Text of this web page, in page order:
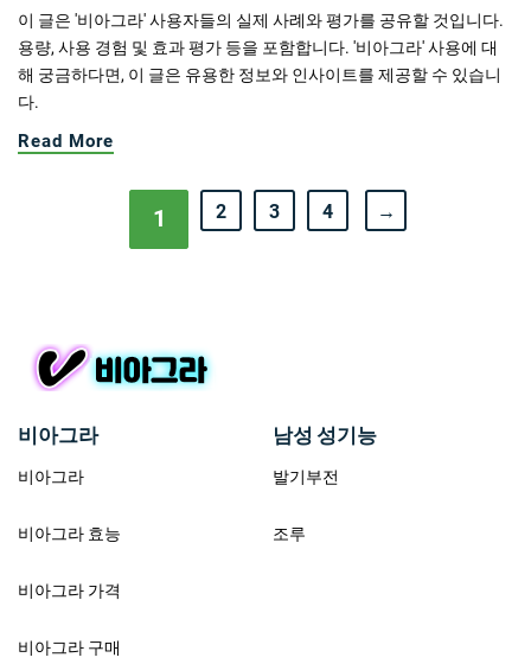
이 글은 '비아그라' 사용자들의 실제 사례와 평가를 공유할 것입니다.
용량, 사용 경험 및 효과 평가 등을 포함합니다. '비아그라' 사용에 대
해 궁금하다면, 이 글은 유용한 정보와 인사이트를 제공할 수 있습니
다.
Read More
1 2 3 4 →
비아그라
비아그라
비아그라 효능
비아그라 가격
비아그라 구매
남성 성기능
발기부전
조루